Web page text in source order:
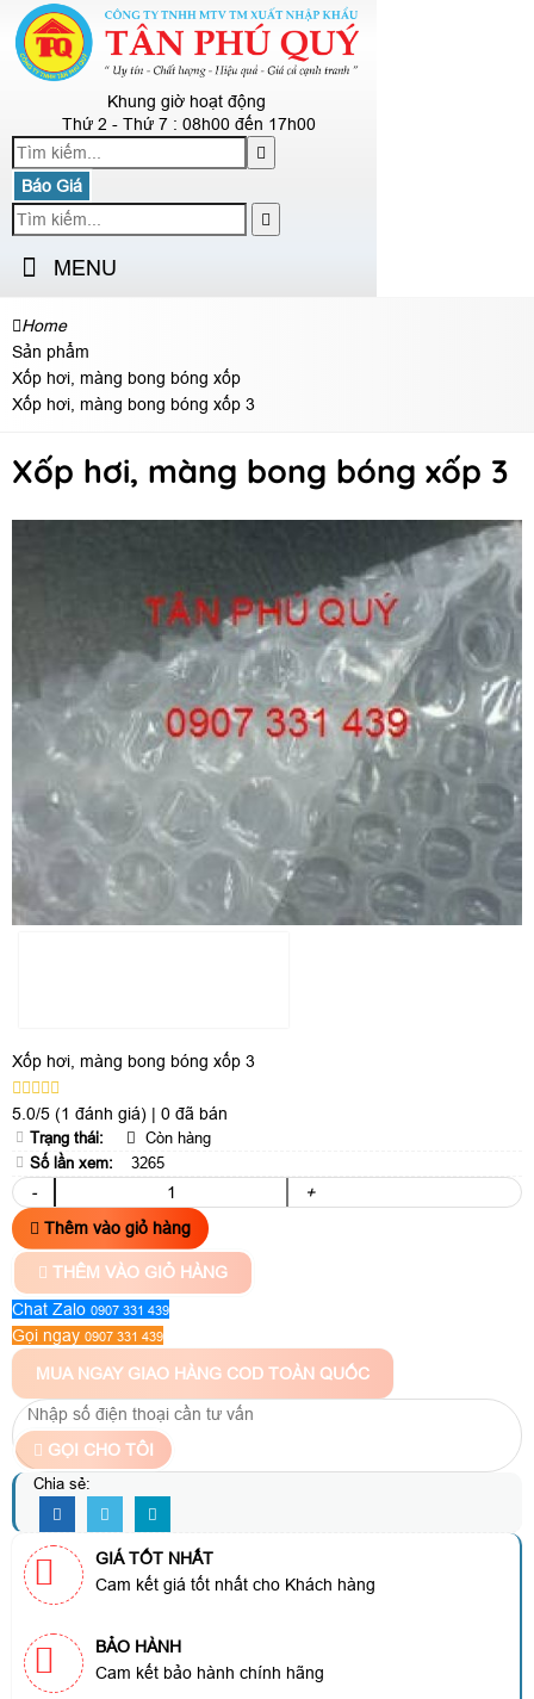
Khung giờ hoạt động
Thứ 2 - Thứ 7 : 08h00 đến 17h00
Báo Giá
MENU
Home
Sản phẩm
Xốp hơi, màng bong bóng xốp
Xốp hơi, màng bong bóng xốp 3
Xốp hơi, màng bong bóng xốp 3
Xốp hơi, màng bong bóng xốp 3
5.0/5 (1 đánh giá) | 0 đã bán
Trạng thái:
Còn hàng
Số lần xem:
3265
-
+
Thêm vào giỏ hàng
THÊM VÀO GIỎ HÀNG
Chat Zalo 0907 331 439
Gọi ngay 0907 331 439
MUA NGAY GIAO HÀNG COD TOÀN QUỐC
GỌI CHO TÔI
Chia sẻ:
GIÁ TỐT NHẤT
Cam kết giá tốt nhất cho Khách hàng
BẢO HÀNH
Cam kết bảo hành chính hãng